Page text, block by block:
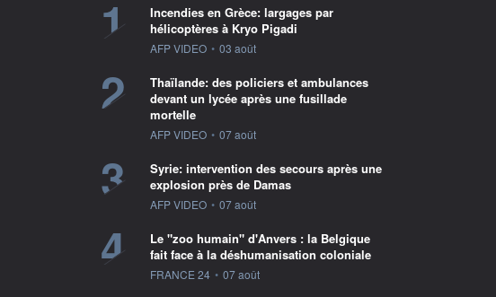
1
Incendies en Grèce: largages par
hélicoptères à Kryo Pigadi
information fournie par
AFP VIDEO • 03 août
2
Thaïlande: des policiers et ambulances
devant un lycée après une fusillade
mortelle
information fournie par
AFP VIDEO • 07 août
3
Syrie: intervention des secours après une
explosion près de Damas
information fournie par
AFP VIDEO • 07 août
4
Le "zoo humain" d'Anvers : la Belgique
fait face à la déshumanisation coloniale
information fournie par
FRANCE 24 • 07 août